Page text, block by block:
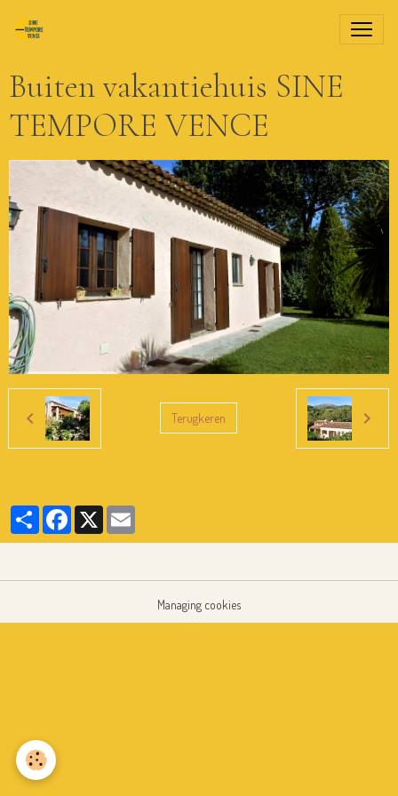
Buiten vakantiehuis SINE
TEMPORE VENCE
Terugkeren
PartagerFacebook
X
Managing cookies